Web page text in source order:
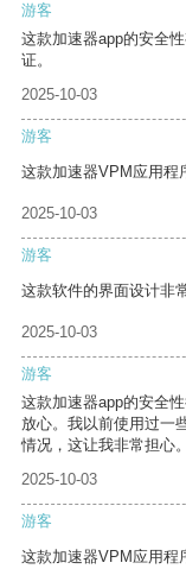
游客
这款加速器app的安全
证。
2025-10-03
游客
这款加速器VPM应用程
2025-10-03
游客
这款软件的界面设计非
2025-10-03
游客
这款加速器app的安全
放心。我以前使用过一
情况，这让我非常担心。
2025-10-03
游客
这款加速器VPM应用程